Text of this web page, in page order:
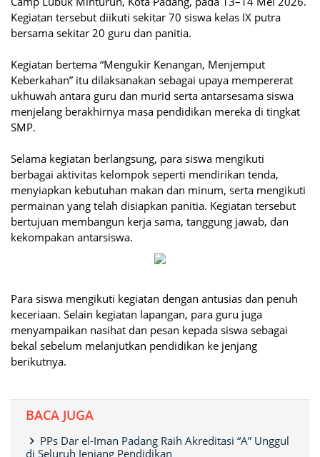
Kegiatan tersebut diikuti sekitar 70 siswa kelas IX putra
bersama sekitar 20 guru dan panitia.
Kegiatan bertema “Mengukir Kenangan, Menjemput
Keberkahan” itu dilaksanakan sebagai upaya mempererat
ukhuwah antara guru dan murid serta antarsesama siswa
menjelang berakhirnya masa pendidikan mereka di tingkat
SMP.
Selama kegiatan berlangsung, para siswa mengikuti
berbagai aktivitas kelompok seperti mendirikan tenda,
menyiapkan kebutuhan makan dan minum, serta mengikuti
permainan yang telah disiapkan panitia. Kegiatan tersebut
bertujuan membangun kerja sama, tanggung jawab, dan
kekompakan antarsiswa.
Para siswa mengikuti kegiatan dengan antusias dan penuh
keceriaan. Selain kegiatan lapangan, para guru juga
menyampaikan nasihat dan pesan kepada siswa sebagai
bekal sebelum melanjutkan pendidikan ke jenjang
berikutnya.
BACA JUGA
PPs Dar el-Iman Padang Raih Akreditasi “A” Unggul
di Seluruh Jenjang Pendidikan